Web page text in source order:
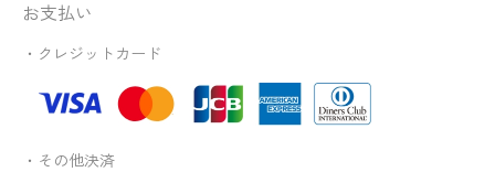
お支払い
・クレジットカード
・その他決済